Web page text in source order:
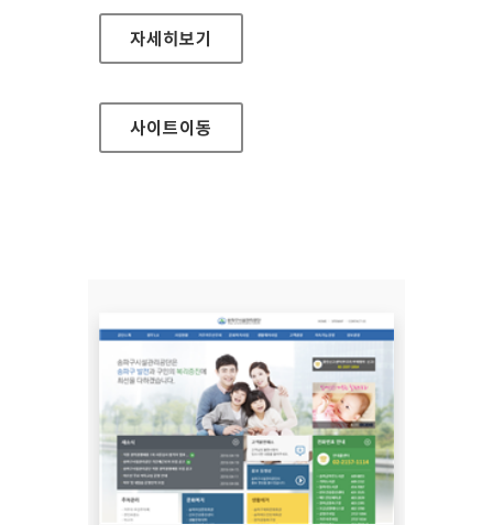
EBS 장애인서비스 대표 홈페이지
자세히보기
사이트이동